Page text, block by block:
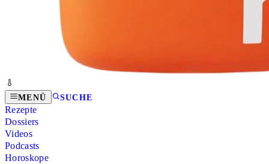
MENÜ SUCHE
Rezepte
Dossiers
Videos
Podcasts
Horoskope